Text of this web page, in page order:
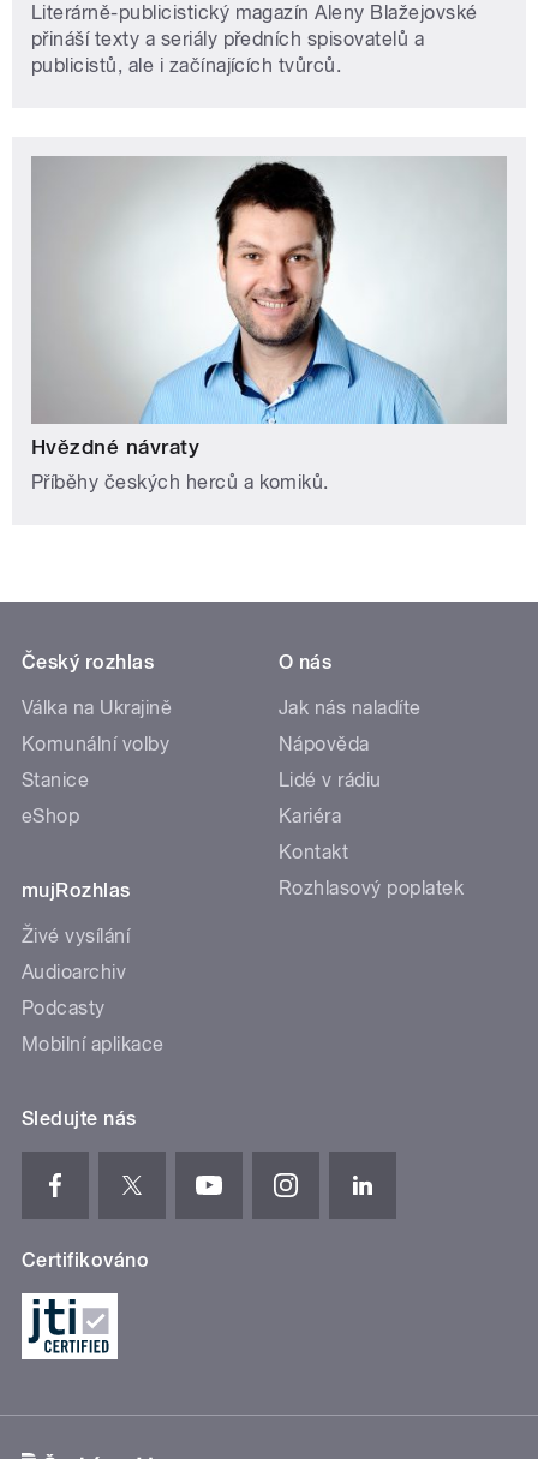
Literárně-publicistický magazín Aleny Blažejovské
přináší texty a seriály předních spisovatelů a
publicistů, ale i začínajících tvůrců.
Hvězdné návraty
Příběhy českých herců a komiků.
Český rozhlas
Válka na Ukrajině
Komunální volby
Stanice
eShop
mujRozhlas
Živé vysílání
Audioarchiv
Podcasty
Mobilní aplikace
O nás
Jak nás naladíte
Nápověda
Lidé v rádiu
Kariéra
Kontakt
Rozhlasový poplatek
Sledujte nás
Certifikováno